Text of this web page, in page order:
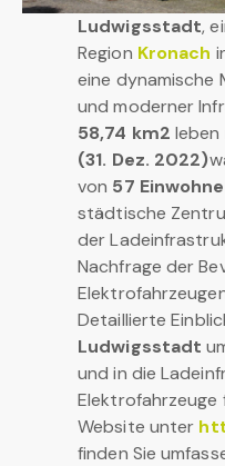
Ludwigsstadt,
Region Kronach
eine dynamische
und moderner
58,74 km2
(31. Dez. 2022)
von 57
städtische
der
Nachfrage der
Detaillierte
Ludwigsstadt
und in die
Elektrofahrzeuge
Website unter
finden Sie